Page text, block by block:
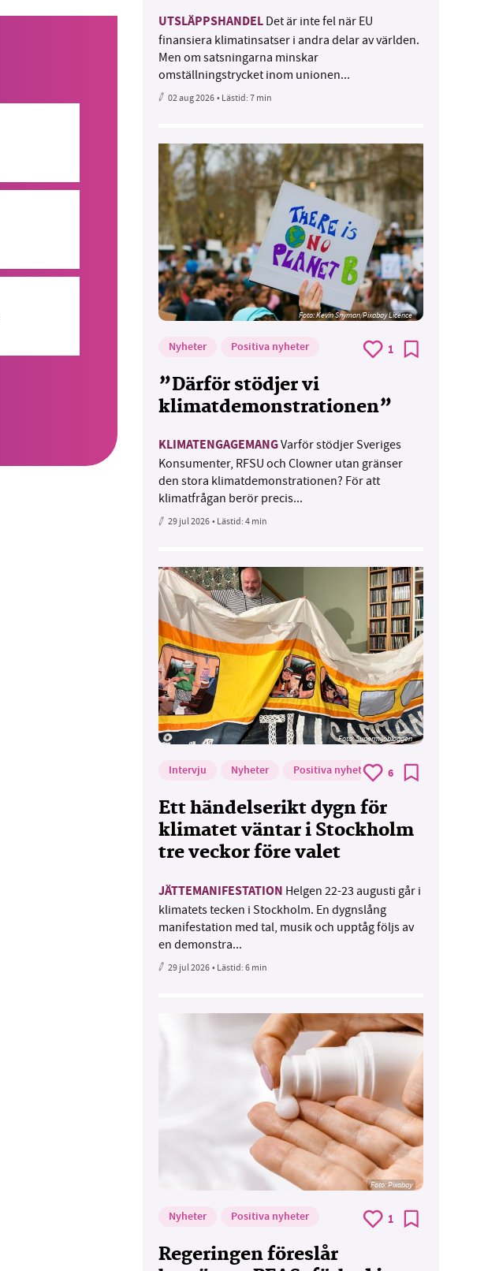
UTSLÄPPSHANDEL Det är inte fel när EU
finansiera klimatinsatser i andra delar av världen.
Men om satsningarna minskar
omställningstrycket inom unionen...
02 aug 2026• Lästid:7 min
Foto:Kevin Snyman/Pixabay Licence
Nyheter Positiva nyheter 1
”Därför stödjer vi
klimatdemonstrationen”
KLIMATENGAGEMANGVarför stödjer Sveriges
Konsumenter, RFSU och Clowner utan gränser
den stora klimatdemonstrationen? För att
klimatfrågan berör precis...
29 jul 2026• Lästid:4 min
Foto: Supermijöbloggen
Intervju Nyheter Positiva nyheter 6
Ett händelserikt dygn för
klimatet väntar i Stockholm
tre veckor före valet
JÄTTEMANIFESTATION Helgen 22-23 augusti går i
klimatets tecken i Stockholm. En dygnslång
manifestation med tal, musik och upptåg följs av
en demonstra...
29 jul 2026• Lästid:6 min
Foto:Pixabay
Nyheter Positiva nyheter 1
Regeringen föreslår